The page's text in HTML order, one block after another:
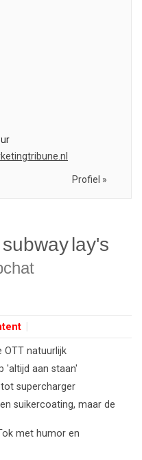
Profiel »
subwaylay's
OTT natuurlijk
'altijd aan staan'
supercharger
suikercoating, maar de
met humor en